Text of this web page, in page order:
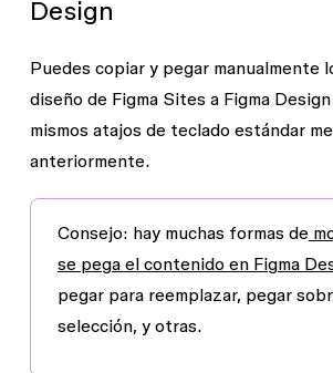
Design
Puedes copiar y pegar manualmente
diseño de Figma Sites a Figma
mismos atajos de teclado estándar
anteriormente.
Consejo: hay muchas formas de
se pega el contenido en Figma
pegar para reemplazar, pegar
selección, y otras.